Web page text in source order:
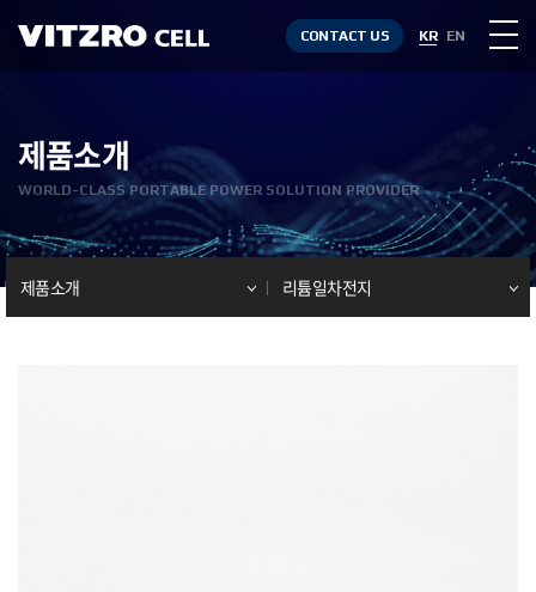
CONTACT US KR EN
제품소개
WORLD-CLASS PORTABLE POWER SOLUTION PROVIDER
제품소개 리튬일차전지